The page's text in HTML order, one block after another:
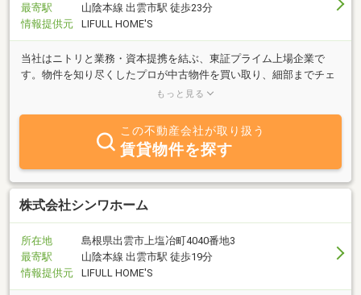
最寄駅
山陰本線 出雲市駅 徒歩23分
情報提供元
LIFULL HOME'S
当社はニトリと業務・資本提携を結ぶ、東証プライム上場企業で
す。物件を知り尽くしたプロが中古物件を買い取り、細部までチェ
ックし、自社規格に沿って丁寧にリフォームしているので、ご購入
もっと見る
この不動産会社が取り扱う
賃貸物件を探す
株式会社シンワホーム
所在地
島根県出雲市上塩冶町4040番地3
最寄駅
山陰本線 出雲市駅 徒歩19分
情報提供元
LIFULL HOME'S